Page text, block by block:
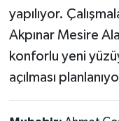
yapılıyor.
Akpınar Mesire
konforlu yeni
açılması